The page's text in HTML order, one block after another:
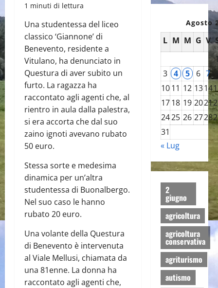
1 minuti di lettura
Una studentessa del liceo
classico ‘Giannone’ di
Benevento, residente a
Vitulano, ha denunciato in
Questura di aver subito un
furto. La ragazza ha
raccontato agli agenti che, al
rientro in aula dalla palestra,
si era accorta che dal suo
zaino ignoti avevano rubato
50 euro.
Stessa sorte e medesima
dinamica per un’altra
studentessa di Buonalbergo.
Nel suo caso le hanno
rubato 20 euro.
Una volante della Questura
di Benevento è intervenuta
al Viale Mellusi, chiamata da
una 81enne. La donna ha
raccontato agli agenti che,
Agosto
L M M G V
3 4 5 6 7
10 11 12 1314
17 18 19 2021
2425 26 2728
31
« Lug
2
giugno
agricoltura
agricoltura
conservativa
agriturismo
autismo